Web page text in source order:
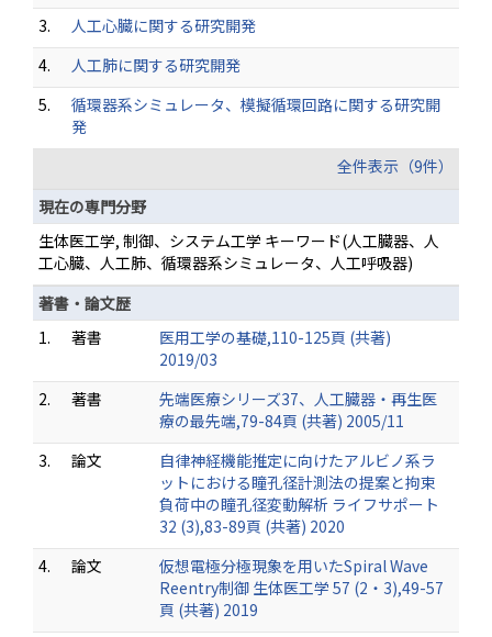
3.
人工心臓に関する研究開発
4.
人工肺に関する研究開発
5.
循環器系シミュレータ、模擬循環回路に関する研究開
発
全件表示（9件）
現在の専門分野
生体医工学, 制御、システム工学 キーワード(人工臓器、人
工心臓、人工肺、循環器系シミュレータ、人工呼吸器)
著書・論文歴
1.
著書
医用工学の基礎,110-125頁 (共著)
2019/03
2.
著書
先端医療シリーズ37、人工臓器・再生医
療の最先端,79-84頁 (共著) 2005/11
3.
論文
自律神経機能推定に向けたアルビノ系ラ
ットにおける瞳孔径計測法の提案と拘束
負荷中の瞳孔径変動解析 ライフサポート
32 (3),83-89頁 (共著) 2020
4.
論文
仮想電極分極現象を用いたSpiral Wave
Reentry制御 生体医工学 57 (2・3),49-57
頁 (共著) 2019